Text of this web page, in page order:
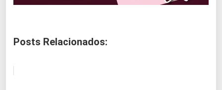
Posts Relacionados: